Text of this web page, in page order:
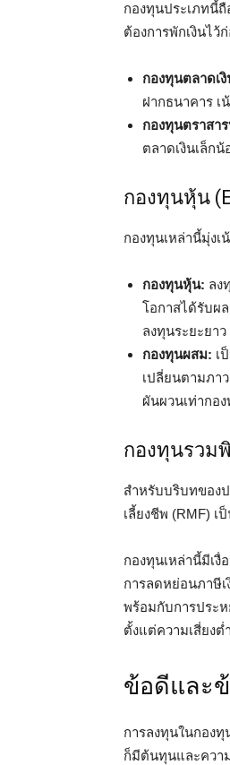
กองทุนประเภทนี้
ต้องการพักเงินไว้
กองทุนตลาดเงิ
ฝากธนาคาร เ
กองทุนตราสา
ตลาดเงินเล็ก
กองทุนหุ้น
กองทุนเหล่านี้มุ่งเ
กองทุนหุ้น: ลง
โอกาสได้รับผ
ลงทุนระยะยา
กองทุนผสม: เ
เปลี่ยนตามภา
ผันผวนเท่ากอ
กองทุนรวม
สำหรับบริบทของ
เลี้ยงชีพ (RMF)
กองทุนเหล่านี้มีเงื่
การลดหย่อนภาษี
พร้อมกับการประ
ตั้งแต่ความเสี่ยง
ข้อดีและ
การลงทุนในกอง
ก็มีต้นทุนและความ